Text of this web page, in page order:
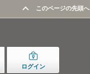
このページの先頭へ
ログイン